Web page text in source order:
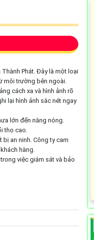
Phát. Đây là một loại
môi trường bên ngoài.
cách xa và hình ảnh rõ
lại hình ảnh sắc nét ngay
lớn đến nắng nóng.
thọ cao.
an ninh. Công ty cam
hàng.
việc giám sát và bảo